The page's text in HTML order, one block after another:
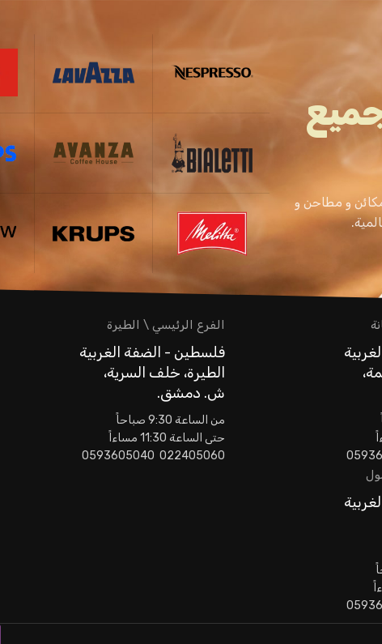
و مطاحن و
الفرع الرئيسي \ الطيرة
فلسطين - الضفة الغربية
الطيرة، خلف السرية،
ش. دمشق.
من الساعة 9:30 صباحاً
حتى الساعة 11:30 مساءاً
022405060 0593605040